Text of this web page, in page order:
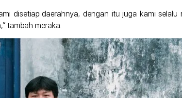
disetiap daerahnya, dengan itu juga kami selalu
tambah meraka.